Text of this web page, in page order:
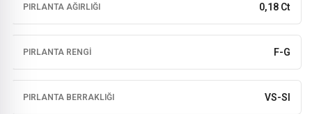
PIRLANTA AĞIRLIĞI 0,18 Ct
PIRLANTA RENGI F-G
PIRLANTA BERRAKLIĞI VS-SI